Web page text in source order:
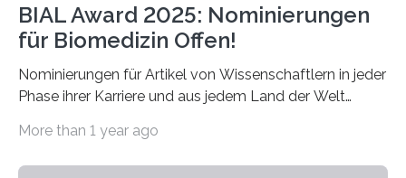
BIAL Award 2025: Nominierungen
für Biomedizin Offen!
Nominierungen für Artikel von Wissenschaftlern in jeder
Phase ihrer Karriere und aus jedem Land der Welt
Leben gerufen, um die bemerkenswertesten
More than 1 year ago